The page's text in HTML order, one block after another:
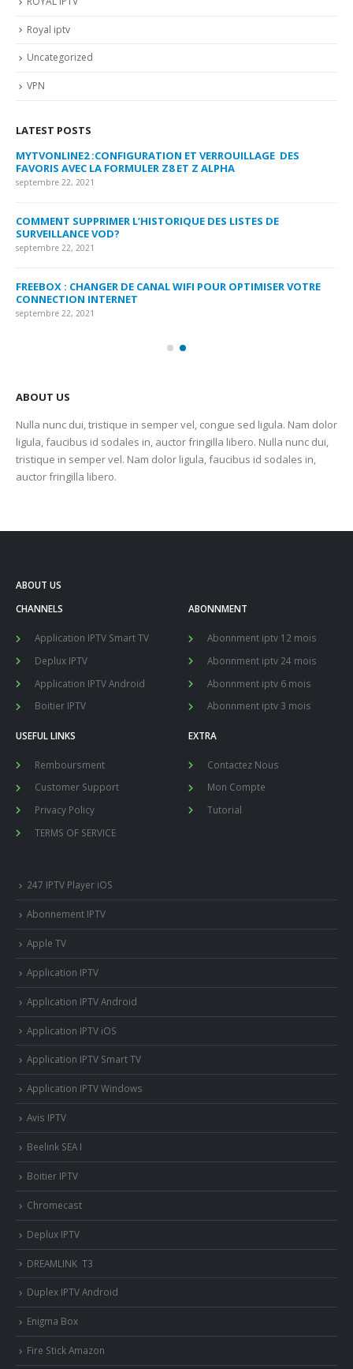
Royal iptv
Uncategorized
VPN
LATEST POSTS
MYTVONLINE2 :CONFIGURATION ET VERROUILLAGE DES
FAVORIS AVEC LA FORMULER Z8 ET Z ALPHA
septembre 22, 2021
COMMENT SUPPRIMER L’HISTORIQUE DES LISTES DE
SURVEILLANCE VOD?
septembre 22, 2021
FREEBOX : CHANGER DE CANAL WIFI POUR OPTIMISER VOTRE
CONNECTION INTERNET
septembre 22, 2021
ABOUT US
Nulla nunc dui, tristique in semper vel, congue sed ligula. Nam dolor
ligula, faucibus id sodales in, auctor fringilla libero. Nulla nunc dui,
tristique in semper vel. Nam dolor ligula, faucibus id sodales in,
auctor fringilla libero.
ABOUT US
CHANNELS
Application IPTV Smart TV
Deplux IPTV
Application IPTV Android
Boitier IPTV
ABONNMENT
Abonnment iptv 12 mois
Abonnment iptv 24 mois
Abonnment iptv 6 mois
Abonnment iptv 3 mois
USEFUL LINKS
Remboursment
Customer Support
Privacy Policy
TERMS OF SERVICE
EXTRA
Contactez Nous
Mon Compte
Tutorial
247 IPTV Player iOS
Abonnement IPTV
Apple TV
Application IPTV
Application IPTV Android
Application IPTV iOS
Application IPTV Smart TV
Application IPTV Windows
Avis IPTV
Beelink SEA I
Boitier IPTV
Chromecast
Deplux IPTV
DREAMLINK T3
Duplex IPTV Android
Enigma Box
Fire Stick Amazon